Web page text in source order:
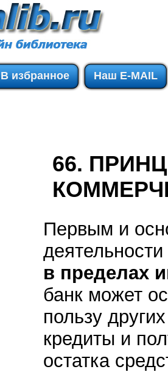
В избранное Наш E-MAIL
66.
Первым и
в пределах
банк может
пользу
кредиты и
остатка